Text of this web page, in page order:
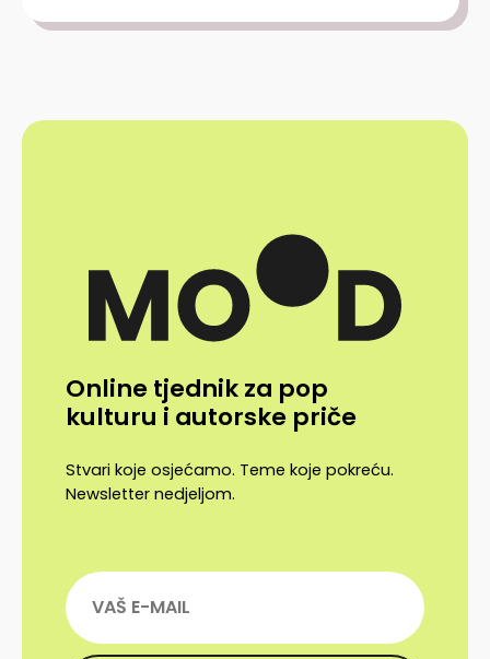
Online tjednik za pop
kulturu i autorske priče
Stvari koje osjećamo. Teme koje pokreću.
Newsletter nedjeljom.